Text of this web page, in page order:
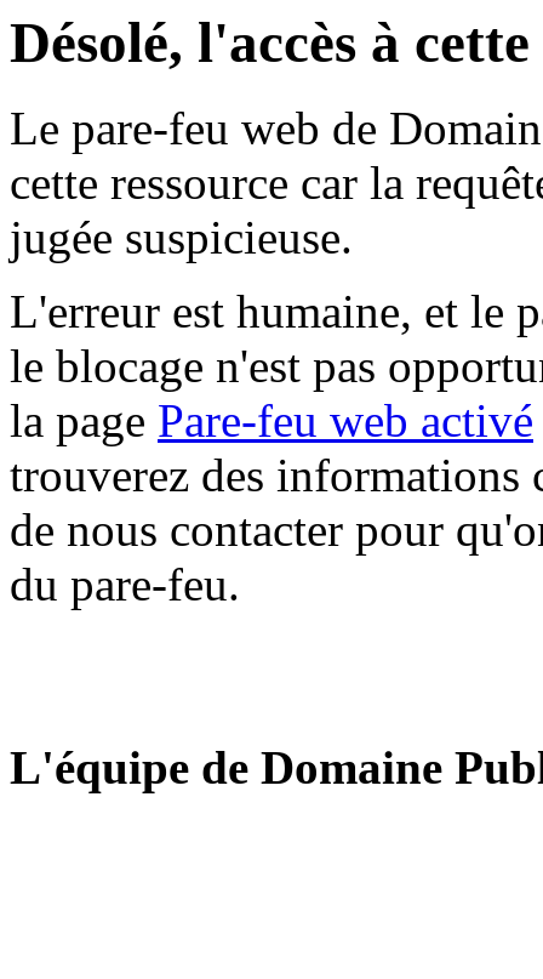
Désolé, l'accès à
Le pare-feu web de
cette ressource car la
jugée suspicieuse.
L'erreur est humaine, et le
le blocage n'est pas
la page Pare-feu web activé
trouverez des informations
de nous contacter pour
du pare-feu.
L'équipe de Domaine